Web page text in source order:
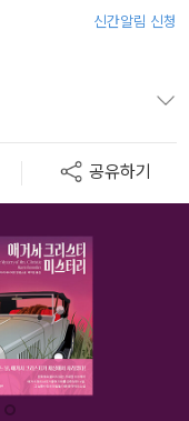
신간알림 신청
공유하기